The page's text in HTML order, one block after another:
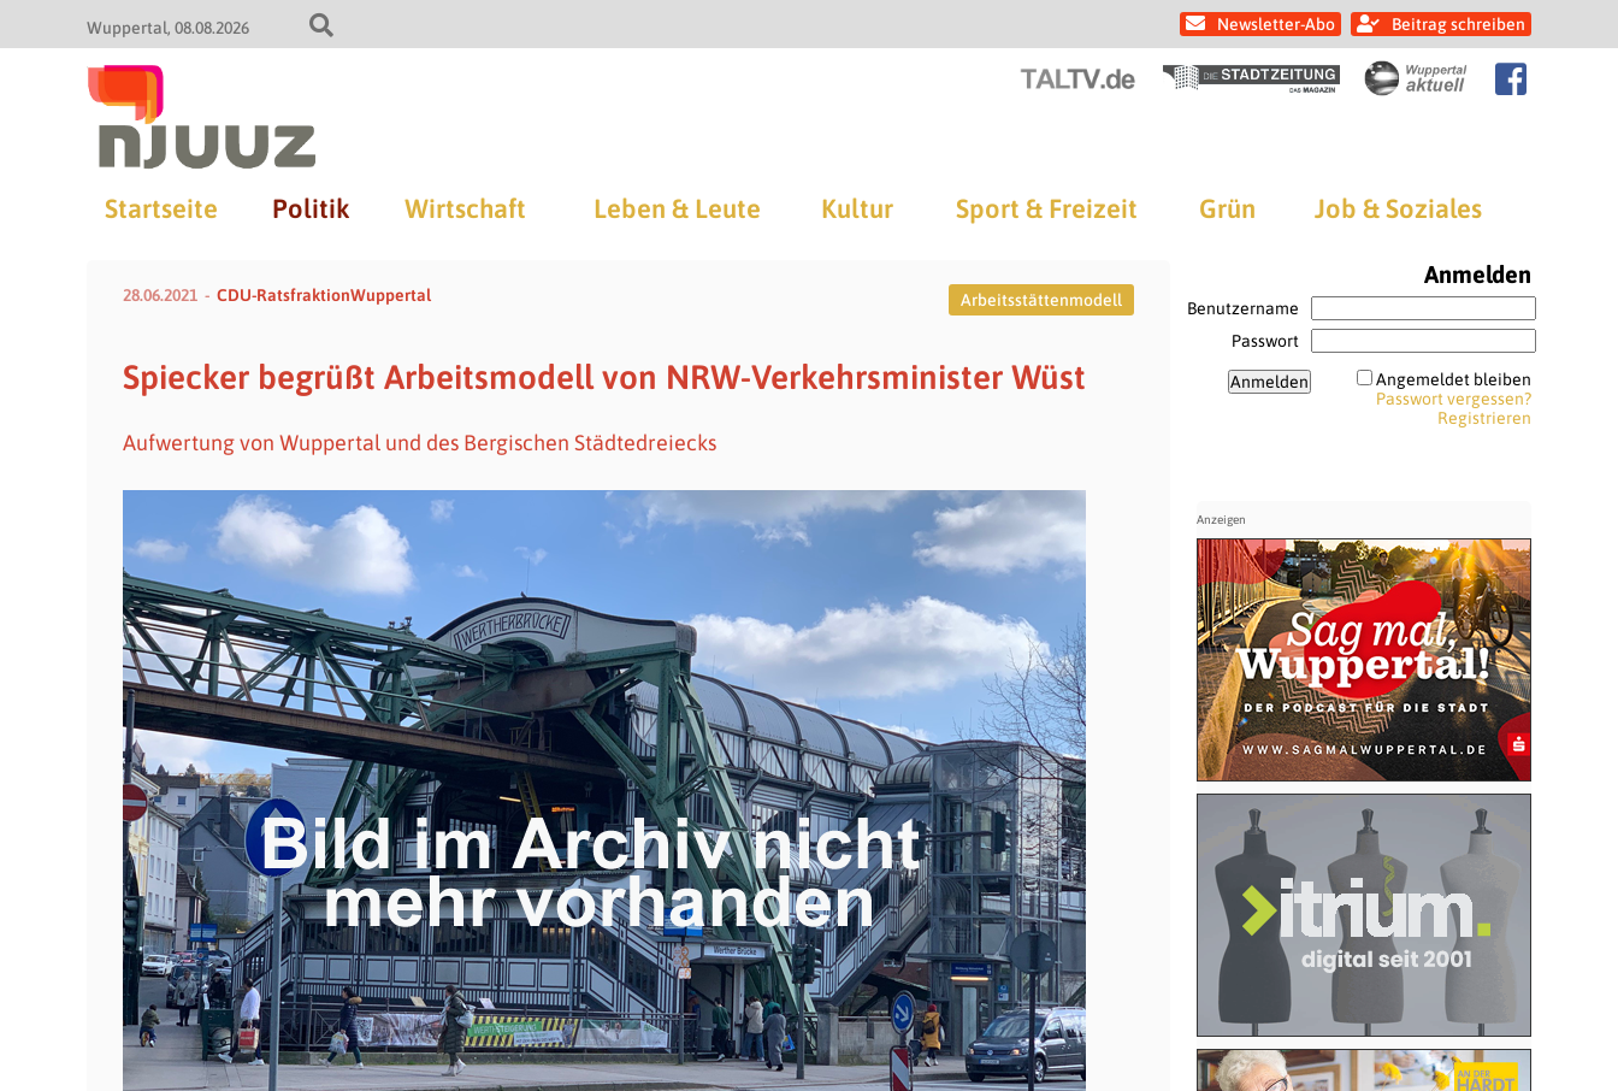
Wuppertal 08.08.2026 Newsletter-Abo Beitrag schreiben
Startseite Politik Wirtschaft Leben & Leute Kultur Sport & Freizeit Grün Job & Soziales
28.06.2021 CDU-RatsfraktionWuppertal Arbeitsstättenmodell
Spiecker begrüßt Arbeitsmodell von NRW-Verkehrsminister Wüst
Aufwertung von Wuppertal und des Bergischen Städtedreiecks
Anmelden
Benutzername
Passwort
Angemeldet bleiben
Passwort vergessen?
Registrieren